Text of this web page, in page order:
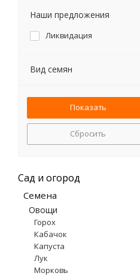
люпин
мелисса
настурция
петуния
подсолнечник
пшеница
ромашка аптечная
цинния
шток-роза
эхинацея
Наши предложения
Ликвидация
Вид семян
Сбросить
Сад и огород
Семена
Овощи
Горох
Кабачок
Капуста
Лук
Морковь